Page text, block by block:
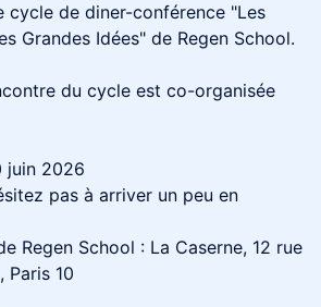
cycle de diner-conférence "Les
Grandes Idées" de Regen School.
du cycle est co-organisée
juin 2026
pas à arriver un peu en
Regen School : La Caserne, 12 rue
Paris 10